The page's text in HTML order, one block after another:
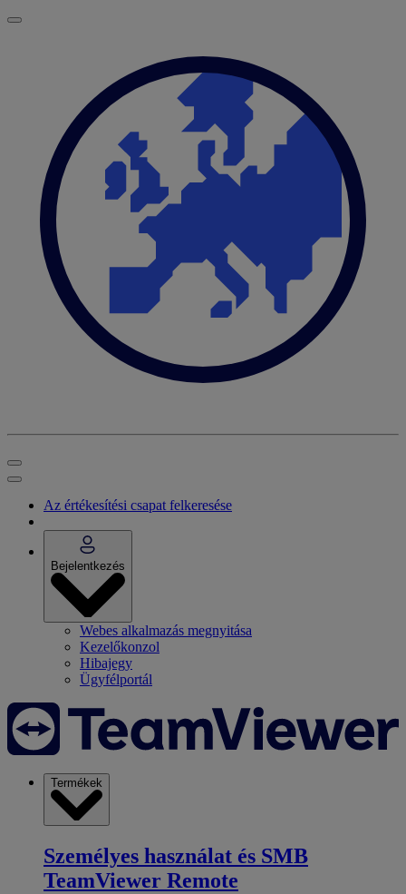
Az értékesítési csapat felkeresése
Bejelentkezés
Webes alkalmazás megnyitása
Kezelőkonzol
Hibajegy
Ügyfélportál
Termékek
Személyes használat és SMB
TeamViewer Remote